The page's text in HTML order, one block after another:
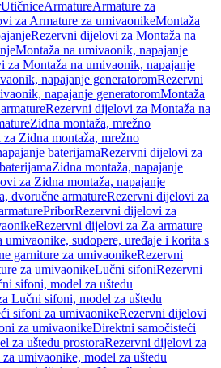
UtičniceArmatureArmature za
za Armature za umivaonikeMontaža
Rezervni dijelovi za Montaža na
Montaža na umivaonik, napajanje
za Montaža na umivaonik, napajanje
napajanje generatoromRezervni
napajanje generatoromMontaža
Rezervni dijelovi za Montaža na
Zidna montaža, mrežno
Zidna montaža, mrežno
baterijamaRezervni dijelovi za
Zidna montaža, napajanje
za Zidna montaža, napajanje
dvoručne armatureRezervni dijelovi za
PriborRezervni dijelovi za
Rezervni dijelovi za Za armature
umivaonike, sudopere, uređaje i korita s
garniture za umivaonikeRezervni
za umivaonikeLučni sifoniRezervni
sifoni, model za uštedu
Lučni sifoni, model za uštedu
sifoni za umivaonikeRezervni dijelovi
za umivaonikeDirektni samočisteći
za uštedu prostoraRezervni dijelovi za
umivaonike, model za uštedu